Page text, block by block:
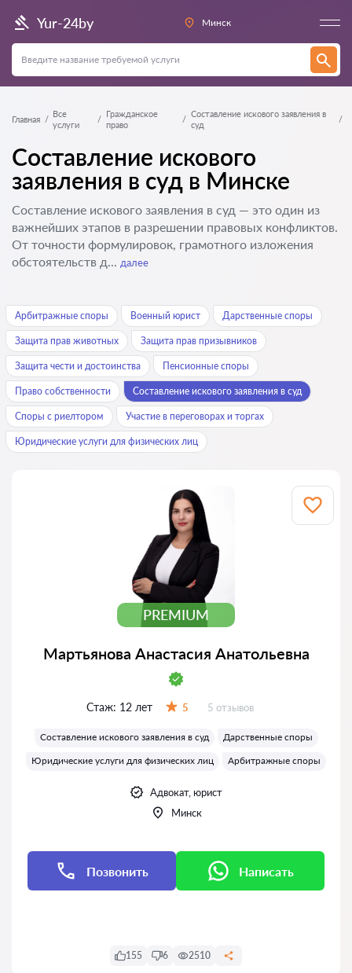
Yur-24by Минск
Главная
Все
услуги
Гражданское
право
Составление искового заявления в
суд
Составление искового
заявления в суд в Минске
Составление искового заявления в суд — это один из
важнейших этапов в разрешении правовых конфликтов.
От точности формулировок, грамотного изложения
обстоятельств д... далее
Арбитражные споры Военный юрист Дарственные споры
Защита прав животных Защита прав призывников
Защита чести и достоинства Пенсионные споры
Право собственности Составление искового заявления в суд
Споры с риелтором Участие в переговорах и торгах
Юридические услуги для физических лиц
PREMIUM
Мартьянова Анастасия Анатольевна
Стаж: 12 лет 5 Отзывов:
5 отзывов
Составление искового заявления в суд
Дарственные споры
Юридические услуги для физических лиц
Арбитражные споры
Адвокат, юрист
Минск
Позвонить Написать
155 6 2510